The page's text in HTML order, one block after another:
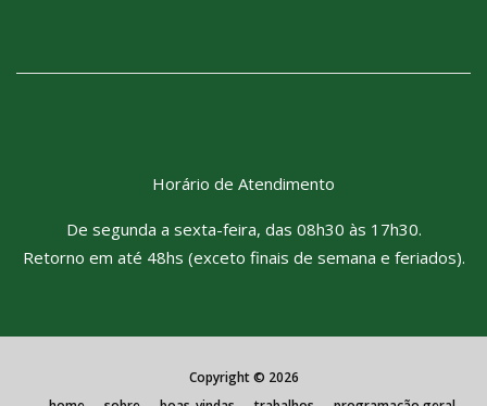
Horário de Atendimento
De segunda a sexta-feira, das 08h30 às 17h30.
Retorno em até 48hs (exceto finais de semana e feriados).
Copyright © 2026